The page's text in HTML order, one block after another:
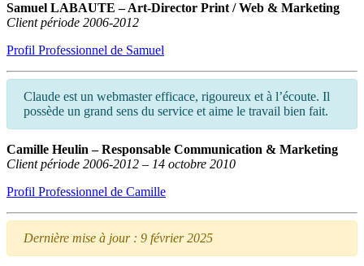
Samuel LABAUTE – Art-Director Print / Web & Marketing
Client période 2006-2012
Profil Professionnel de Samuel
Claude est un webmaster efficace, rigoureux et à l’écoute. Il
possède un grand sens du service et aime le travail bien fait.
Camille Heulin – Responsable Communication & Marketing
Client période 2006-2012 – 14 octobre 2010
Profil Professionnel de Camille
Dernière mise à jour : 9 février 2025